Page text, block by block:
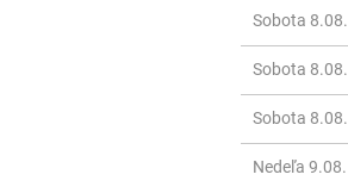
Sobota 8.08.
Sobota 8.08.
Sobota 8.08.
Nedeľa 9.08.